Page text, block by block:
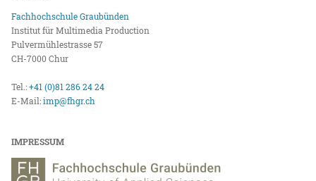
Fachhochschule Graubünden
Institut für Multimedia Production
Pulvermühlestrasse 57
CH-7000 Chur
Tel.:+41 (0)81 286 24 24
E-Mail:imp@fhgr.ch
IMPRESSUM